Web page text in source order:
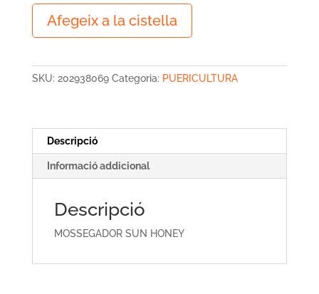
HONEY
Afegeix a la cistella
SKU: 202938069 Categoria: PUERICULTURA
Descripció
Informació addicional
Descripció
MOSSEGADOR SUN HONEY